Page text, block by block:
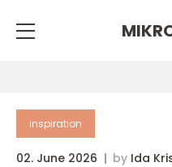
inspiration
02. June 2026 by Ida